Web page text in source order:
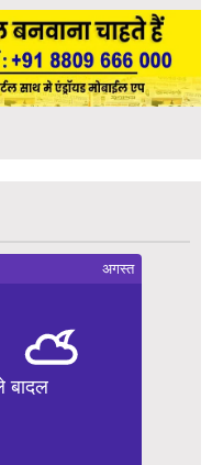
अगस्त
बादल